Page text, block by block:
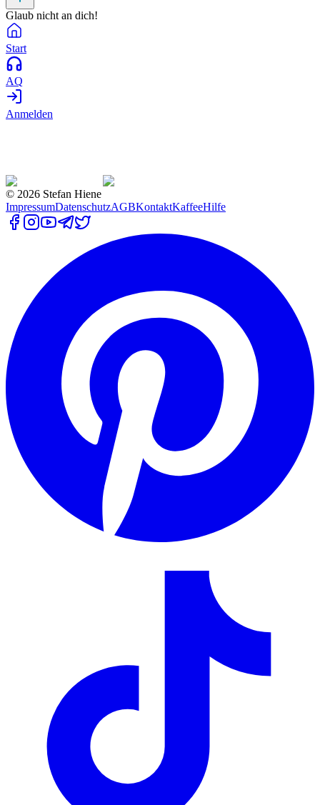
Glaub nicht an dich!
Start
AQ
Anmelden
© 2026 Stefan Hiene
ImpressumDatenschutzAGBKontaktKaffeeHilfe